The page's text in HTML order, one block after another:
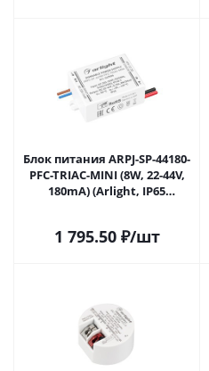
Блок питания ARPJ-SP-44180-
PFC-TRIAC-MINI (8W, 22-44V,
180mA) (Arlight, IP65
1 795.50₽/шт